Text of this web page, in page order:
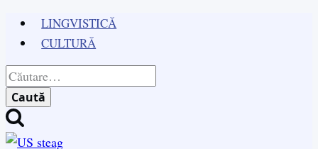
Skip
content
LINGVISTICĂ
CULTURĂ
Caută
după: